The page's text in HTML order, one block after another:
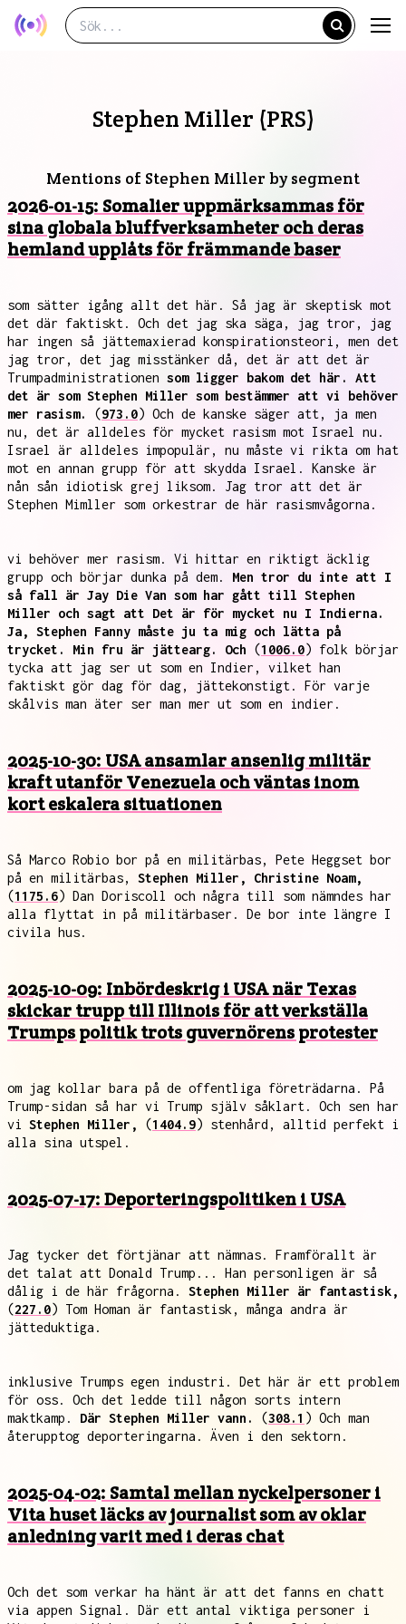
Stephen Miller (PRS)
Mentions of Stephen Miller by segment
2026-01-15: Somalier uppmärksammas för
sina globala bluffverksamheter och deras
hemland upplåts för främmande baser
som sätter igång allt det här. Så jag är skeptisk mot
det där faktiskt. Och det jag ska säga, jag tror, jag
har ingen så jättemaxierad konspirationsteori, men det
jag tror, det jag misstänker då, det är att det är
Trumpadministrationen som ligger bakom det här. Att
det är som Stephen Miller som bestämmer att vi behöver
mer rasism.
(973.0) Och de kanske säger att, ja men
nu, det är alldeles för mycket rasism mot Israel nu.
Israel är alldeles impopulär, nu måste vi rikta om hat
mot en annan grupp för att skydda Israel. Kanske är
nån sån idiotisk grej liksom. Jag tror att det är
Stephen Mimller som orkestrar de här rasismvågorna.
vi behöver mer rasism. Vi hittar en riktigt äcklig
grupp och börjar dunka på dem. Men tror du inte att I
så fall är Jay Die Van som har gått till Stephen
Miller och sagt att Det är för mycket nu I Indierna.
Ja, Stephen Fanny måste ju ta mig och lätta på
trycket. Min fru är jättearg. Och (1006.0) folk börjar
tycka att jag ser ut som en Indier, vilket han
faktiskt gör dag för dag, jättekonstigt. För varje
skålvis man äter ser man mer ut som en indier.
2025-10-30: USA ansamlar ansenlig militär
kraft utanför Venezuela och väntas inom
kort eskalera situationen
Så Marco Robio bor på en militärbas, Pete Heggset bor
på en militärbas, Stephen Miller, Christine Noam,
(1175.6) Dan Doriscoll och några till som nämndes har
alla flyttat in på militärbaser. De bor inte längre I
civila hus.
2025-10-09: Inbördeskrig i USA när Texas
skickar trupp till Illinois för att verkställa
Trumps politik trots guvernörens protester
om jag kollar bara på de offentliga företrädarna. På
Trump-sidan så har vi Trump själv såklart. Och sen har
vi Stephen Miller, (1404.9) stenhård, alltid perfekt i
alla sina utspel.
2025-07-17: Deporteringspolitiken i USA
Jag tycker det förtjänar att nämnas. Framförallt är
det talat att Donald Trump... Han personligen är så
dålig i de här frågorna. Stephen Miller är fantastisk,
(227.0) Tom Homan är fantastisk, många andra är
jätteduktiga.
inklusive Trumps egen industri. Det här är ett problem
för oss. Och det ledde till någon sorts intern
maktkamp. Där Stephen Miller vann. (308.1 ) Och man
återupptog deporteringarna. Även i den sektorn.
2025-04-02: Samtal mellan nyckelpersoner i
Vita huset läcks av journalist som av oklar
anledning varit med i deras chat
Och det som verkar ha hänt är att det fanns en chatt
via appen Signal. Där ett antal viktiga personer i